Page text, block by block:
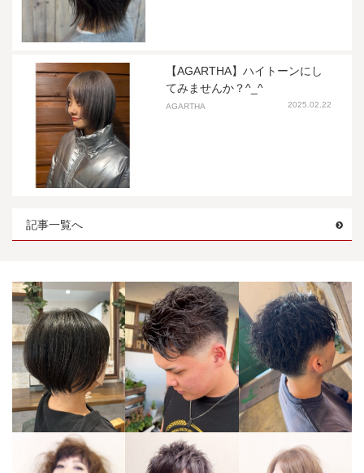
【AGARTHA】ハイトーンにし
てみませんか？^_^
AGARTHA 2025.02.22
記事一覧へ